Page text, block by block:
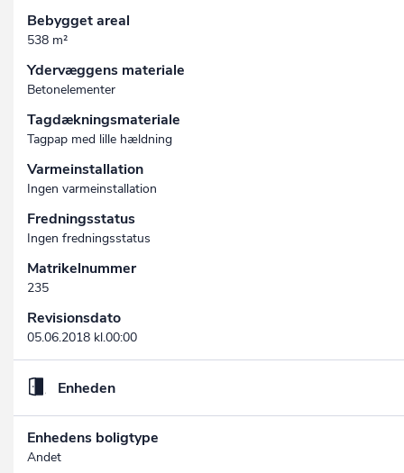
Bebygget areal
538 m²
Ydervæggens materiale
Betonelementer
Tagdækningsmateriale
Tagpap med lille hældning
Varmeinstallation
Ingen varmeinstallation
Fredningsstatus
Ingen fredningsstatus
Matrikelnummer
235
Revisionsdato
05.06.2018 kl.00:00
Enheden
Enhedens boligtype
Andet